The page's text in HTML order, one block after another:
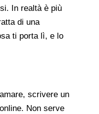
In realtà è più
di una
ti porta lì, e lo
scrivere un
Non serve